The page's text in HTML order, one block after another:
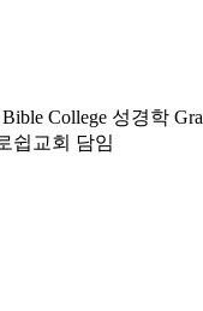
College 성경학
쉽교회 담임